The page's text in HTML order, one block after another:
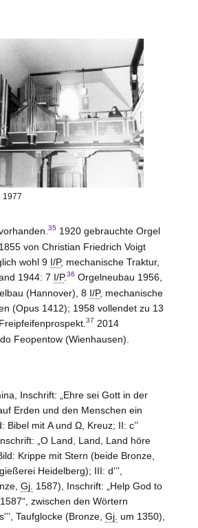
1977
351920 gebrauchte Orgel
von Christian Friedrich Voigt
wohl 9 I/P, mechanische Traktur,
1944: 7 I/P.36 Orgelneubau 1956,
(Hannover), 8 I/P, mechanische
(Opus 1412); 1958 vollendet zu 13
37 2014
Feopentow (Wienhausen).
Inschrift: „Ehre sei Gott in der
Erden und den Menschen ein
Bibel mit Α und Ω, Kreuz; II: cʼʼ
„O Land, Land, Land höre
Krippe mit Stern (beide Bronze,
Heidelberg); III: dʼʼʼ,
Gj. 1587), Inschrift: „Help God to
zwischen den Wörtern
Taufglocke (Bronze, Gj. um 1350),